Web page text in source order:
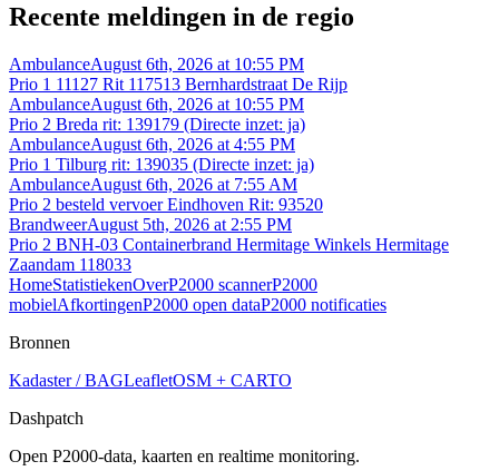
Recente meldingen in de regio
AmbulanceAugust 6th, 2026 at 10:55 PM
Prio 1 11127 Rit 117513 Bernhardstraat De Rijp
AmbulanceAugust 6th, 2026 at 10:55 PM
Prio 2 Breda rit: 139179 (Directe inzet: ja)
AmbulanceAugust 6th, 2026 at 4:55 PM
Prio 1 Tilburg rit: 139035 (Directe inzet: ja)
AmbulanceAugust 6th, 2026 at 7:55 AM
Prio 2 besteld vervoer Eindhoven Rit: 93520
BrandweerAugust 5th, 2026 at 2:55 PM
Prio 2 BNH-03 Containerbrand Hermitage Winkels Hermitage
Zaandam 118033
HomeStatistiekenOverP2000 scannerP2000
mobielAfkortingenP2000 open dataP2000 notificaties
Bronnen
Kadaster / BAGLeafletOSM + CARTO
Dashpatch
Open P2000-data, kaarten en realtime monitoring.